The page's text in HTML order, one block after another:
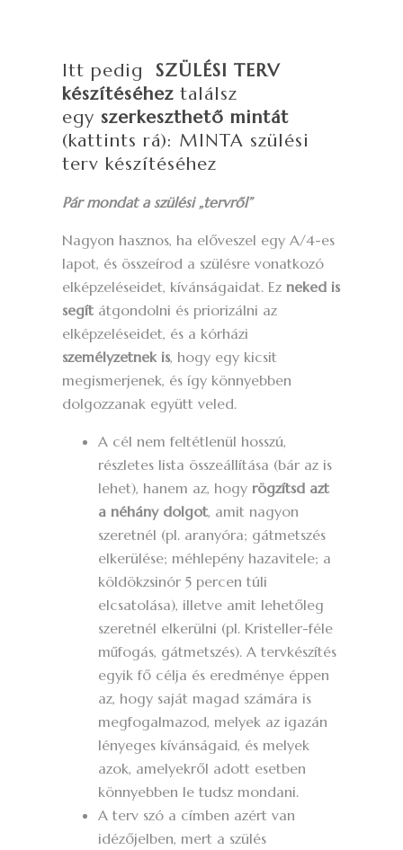
Itt pedig
SZÜLÉSI TERV
készítéséhez találsz
egy szerkeszthető mintát
(kattints rá): MINTA szülési
terv készítéséhez
Pár mondat a szülési „tervről”
Nagyon hasznos, ha előveszel egy A/4-es
lapot, és összeírod a szülésre vonatkozó
elképzeléseidet, kívánságaidat. Ez neked is
segít átgondolni és priorizálni az
elképzeléseidet, és a kórházi
személyzetnek is, hogy egy kicsit
megismerjenek, és így könnyebben
dolgozzanak együtt veled.
A cél nem feltétlenül hosszú,
részletes lista összeállítása (bár az is
lehet), hanem az, hogy rögzítsd azt
a néhány dolgot, amit nagyon
szeretnél (pl. aranyóra; gátmetszés
elkerülése; méhlepény hazavitele; a
köldökzsinór 5 percen túli
elcsatolása), illetve amit lehetőleg
szeretnél elkerülni (pl. Kristeller-féle
műfogás, gátmetszés). A tervkészítés
egyik fő célja és eredménye éppen
az, hogy saját magad számára is
megfogalmazod, melyek az igazán
lényeges kívánságaid, és melyek
azok, amelyekről adott esetben
könnyebben le tudsz mondani.
A terv szó a címben azért van
idézőjelben, mert a szülés